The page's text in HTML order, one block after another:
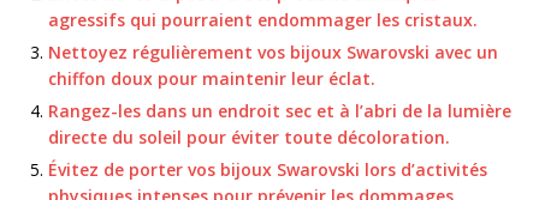
agressifs qui pourraient endommager les cristaux.
Nettoyez régulièrement vos bijoux Swarovski avec un
chiffon doux pour maintenir leur éclat.
Rangez-les dans un endroit sec et à l’abri de la lumière
directe du soleil pour éviter toute décoloration.
Évitez de porter vos bijoux Swarovski lors d’activités